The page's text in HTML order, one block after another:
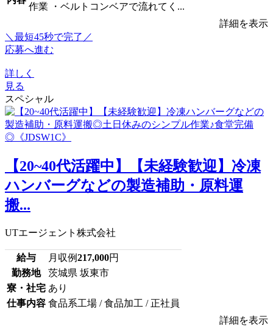
作業 ・ベルトコンベアで流れてく...
詳細を表示
＼最短45秒で完了／
応募へ進む
詳しく
見る
スペシャル
【20~40代活躍中】【未経験歓迎】冷凍
ハンバーグなどの製造補助・原料運
搬...
UTエージェント株式会社
給与 月収例217,000円
勤務地
茨城県 坂東市
寮・社宅 あり
仕事内容 食品系工場 / 食品加工 / 正社員
詳細を表示